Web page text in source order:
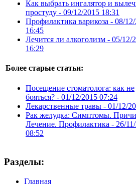
Как выбрать ингалятор и
простуду - 09/12/2015 18:31
Профилактика варикоза - 08/
16:45
Лечится ли алкоголизм - 05/12/
16:29
Более старые статьи:
Посещение стоматолога: как не
бояться? - 01/12/2015 07:24
Лекарственные травы - 01/12/
Рак желудка: Симптомы.
Лечение. Профилактика - 26/
08:52
Разделы:
Главная